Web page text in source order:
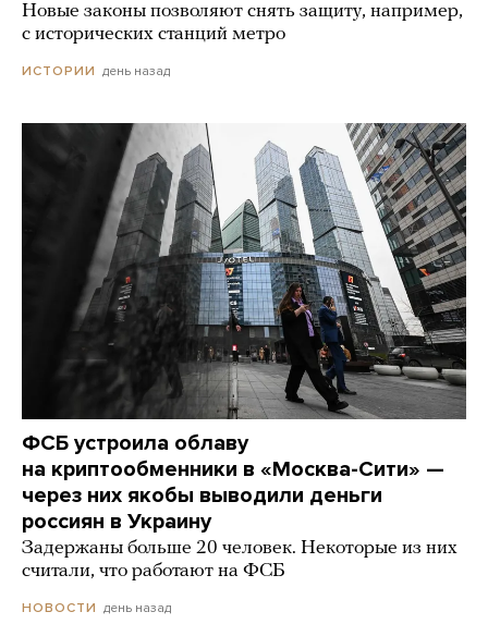
Новые законы позволяют снять защиту, например,
с исторических станций метро
ИСТОРИИ день назад
ФСБ устроила облаву
на криптообменники в «Москва-Сити» —
через них якобы выводили деньги
россиян в Украину
Задержаны больше 20 человек. Некоторые из них
считали, что работают на ФСБ
НОВОСТИ день назад